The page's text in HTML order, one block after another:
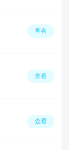
查看
查看
查看